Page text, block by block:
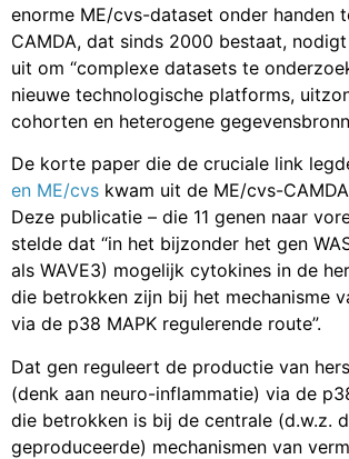
enorme ME/cvs-dataset onder handen
CAMDA, dat sinds 2000 bestaat,
uit om “complexe datasets te
nieuwe technologische platforms,
cohorten en heterogene
De korte paper die de cruciale link
en ME/cvs kwam uit de ME/cvs-
Deze publicatie – die 11 genen naar
stelde dat “in het bijzonder het gen
als WAVE3) mogelijk cytokines in de
die betrokken zijn bij het mechanisme
via de p38 MAPK regulerende route”.
Dat gen reguleert de productie van
(denk aan neuro-inflammatie) via de
die betrokken is bij de centrale (d.w.z.
geproduceerde) mechanismen van